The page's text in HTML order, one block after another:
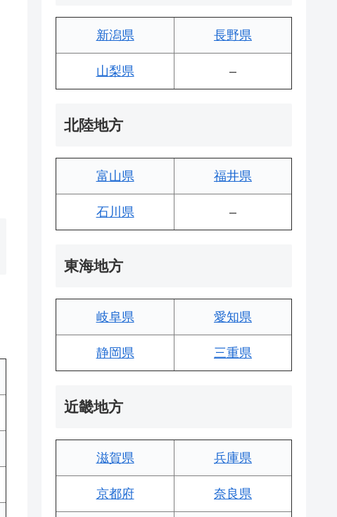
新潟県 長野県
山梨県 –
北陸地方
富山県 福井県
石川県 –
東海地方
岐阜県 愛知県
静岡県 三重県
近畿地方
滋賀県 兵庫県
京都府 奈良県